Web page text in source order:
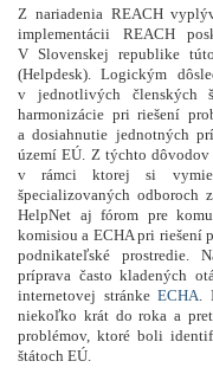
Z nariadenia REACH
implementácii REACH
V Slovenskej republike
(Helpdesk). Logickým
v jednotlivých členských
harmonizácie pri riešení
a dosiahnutie jednotných
území EÚ. Z týchto
v rámci ktorej si
špecializovaných odboroch
HelpNet aj fórom pre
komisiou a ECHA pri riešení
podnikateľské prostredie.
príprava často kladených
internetovej stránkeECHA
niekoľko krát do roka a
problémov, ktoré boli
štátoch EÚ.